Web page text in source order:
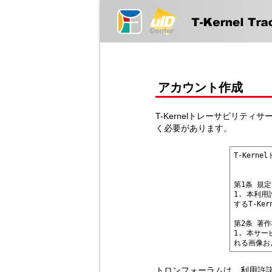
アカウント作成
T-Kernelトレーサビリティサ
く必要があります。